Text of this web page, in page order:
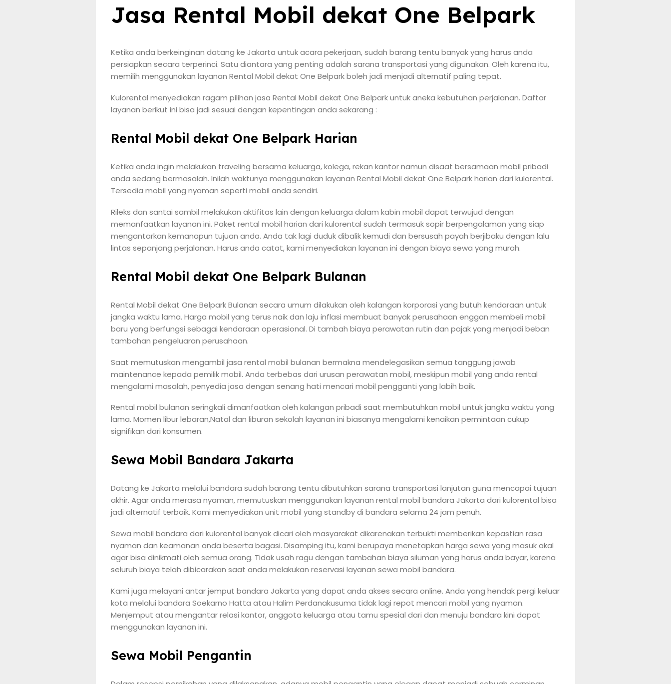
Jasa Rental Mobil dekat One Belpark
Ketika anda berkeinginan datang ke Jakarta untuk acara pekerjaan, sudah barang tentu banyak yang harus anda
persiapkan secara terperinci. Satu diantara yang penting adalah sarana transportasi yang digunakan. Oleh karena itu,
memilih menggunakan layanan Rental Mobil dekat One Belpark boleh jadi menjadi alternatif paling tepat.
Kulorental menyediakan ragam pilihan jasa Rental Mobil dekat One Belpark untuk aneka kebutuhan perjalanan. Daftar
layanan berikut ini bisa jadi sesuai dengan kepentingan anda sekarang :
Rental Mobil dekat One Belpark Harian
Ketika anda ingin melakukan traveling bersama keluarga, kolega, rekan kantor namun disaat bersamaan mobil pribadi
anda sedang bermasalah. Inilah waktunya menggunakan layanan Rental Mobil dekat One Belpark harian dari kulorental.
Tersedia mobil yang nyaman seperti mobil anda sendiri.
Rileks dan santai sambil melakukan aktifitas lain dengan keluarga dalam kabin mobil dapat terwujud dengan
memanfaatkan layanan ini. Paket rental mobil harian dari kulorental sudah termasuk sopir berpengalaman yang siap
mengantarkan kemanapun tujuan anda. Anda tak lagi duduk dibalik kemudi dan bersusah payah berjibaku dengan lalu
lintas sepanjang perjalanan. Harus anda catat, kami menyediakan layanan ini dengan biaya sewa yang murah.
Rental Mobil dekat One Belpark Bulanan
Rental Mobil dekat One Belpark Bulanan secara umum dilakukan oleh kalangan korporasi yang butuh kendaraan untuk
jangka waktu lama. Harga mobil yang terus naik dan laju inflasi membuat banyak perusahaan enggan membeli mobil
baru yang berfungsi sebagai kendaraan operasional. Di tambah biaya perawatan rutin dan pajak yang menjadi beban
tambahan pengeluaran perusahaan.
Saat memutuskan mengambil jasa rental mobil bulanan bermakna mendelegasikan semua tanggung jawab
maintenance kepada pemilik mobil. Anda terbebas dari urusan perawatan mobil, meskipun mobil yang anda rental
mengalami masalah, penyedia jasa dengan senang hati mencari mobil pengganti yang labih baik.
Rental mobil bulanan seringkali dimanfaatkan oleh kalangan pribadi saat membutuhkan mobil untuk jangka waktu yang
lama. Momen libur lebaran,Natal dan liburan sekolah layanan ini biasanya mengalami kenaikan permintaan cukup
signifikan dari konsumen.
Sewa Mobil Bandara Jakarta
Datang ke Jakarta melalui bandara sudah barang tentu dibutuhkan sarana transportasi lanjutan guna mencapai tujuan
akhir. Agar anda merasa nyaman, memutuskan menggunakan layanan rental mobil bandara Jakarta dari kulorental bisa
jadi alternatif terbaik. Kami menyediakan unit mobil yang standby di bandara selama 24 jam penuh.
Sewa mobil bandara dari kulorental banyak dicari oleh masyarakat dikarenakan terbukti memberikan kepastian rasa
nyaman dan keamanan anda beserta bagasi. Disamping itu, kami berupaya menetapkan harga sewa yang masuk akal
agar bisa dinikmati oleh semua orang. Tidak usah ragu dengan tambahan biaya siluman yang harus anda bayar, karena
seluruh biaya telah dibicarakan saat anda melakukan reservasi layanan sewa mobil bandara.
Kami juga melayani antar jemput bandara Jakarta yang dapat anda akses secara online. Anda yang hendak pergi keluar
kota melalui bandara Soekarno Hatta atau Halim Perdanakusuma tidak lagi repot mencari mobil yang nyaman.
Menjemput atau mengantar relasi kantor, anggota keluarga atau tamu spesial dari dan menuju bandara kini dapat
menggunakan layanan ini.
Sewa Mobil Pengantin